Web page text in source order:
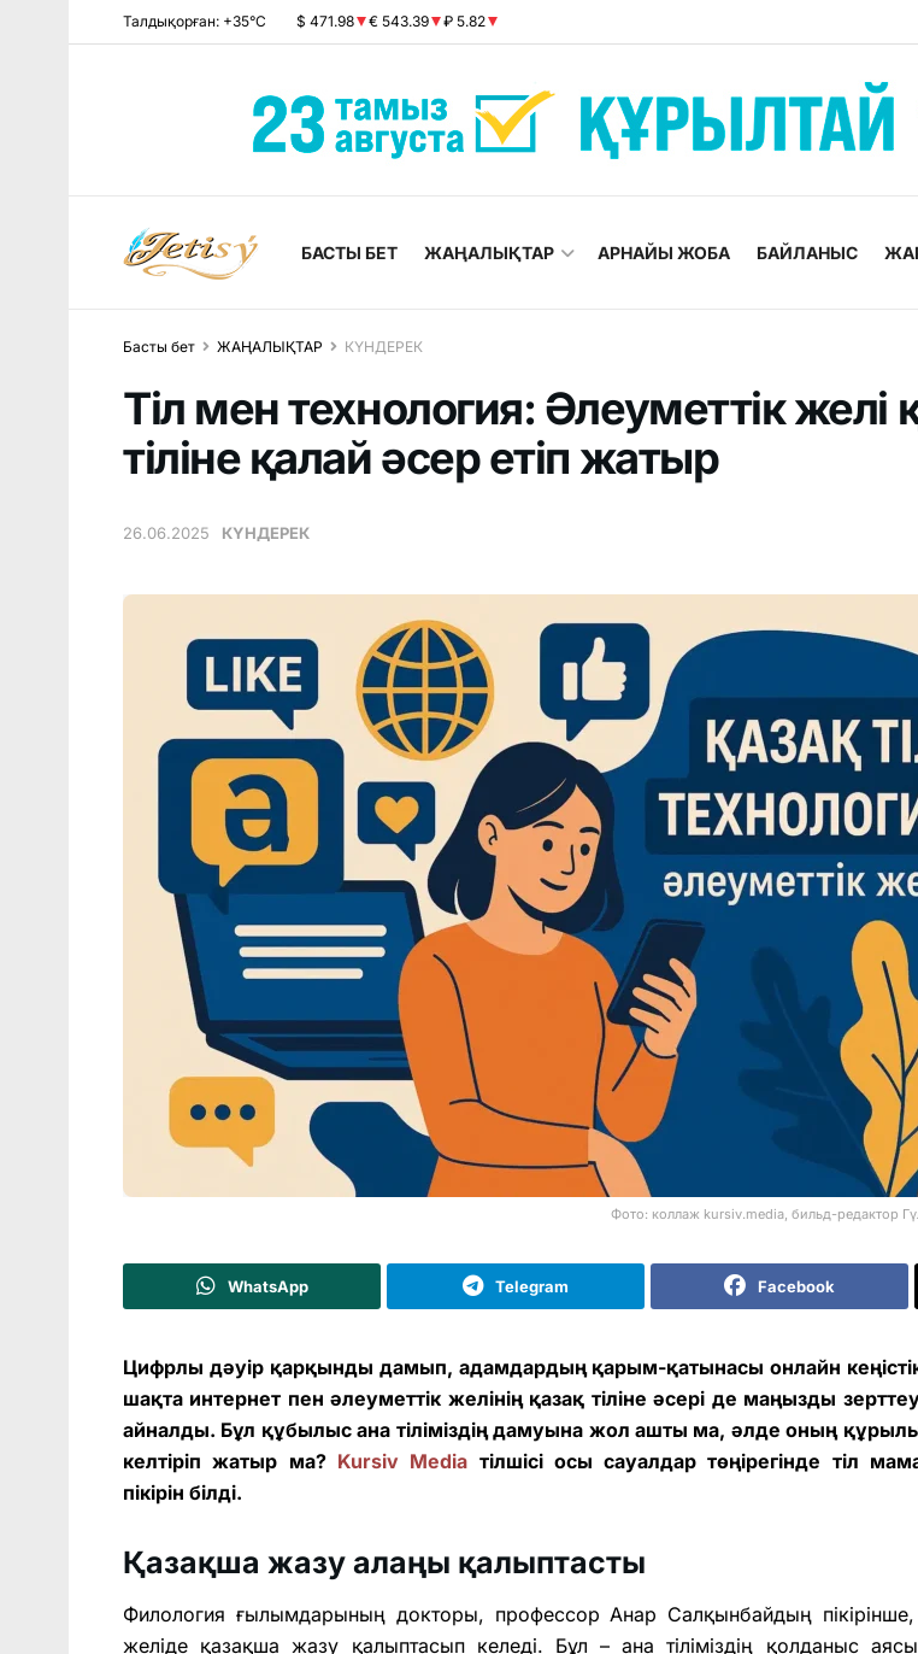
Талдықорған: +35°C $ 471.98 € 543.39 ₽ 5.82
БАСТЫ БЕТ ЖАҢАЛЫҚТАР АРНАЙЫ ЖОБА БАЙЛАНЫС
Басты бет ЖАҢАЛЫҚТАР КҮНДЕРЕК
Тіл мен технология: Әлеуметтік желі
тіліне қалай әсер етіп жатыр
26.06.2025 КҮНДЕРЕК
Фото: коллаж kursiv.media, бильд-редактор
WhatsApp Telegram Facebook
Цифрлы дәуір қарқынды дамып, адамдардың қарым-қатынасы онлайн
шақта интернет пен әлеуметтік желінің қазақ тіліне әсері де маңызды
айналды. Бұл құбылыс ана тіліміздің дамуына жол ашты ма, әлде оның
келтіріп жатыр ма? Kursiv Media тілшісі осы сауалдар төңірегінде тіл
пікірін білді.
Қазақша жазу алаңы қалыптасты
Филология ғылымдарының докторы, профессор Анар Салқынбайдың пікірінше,
желіде қазақша жазу қалыптасып келеді. Бұл – ана тіліміздің қолданыс